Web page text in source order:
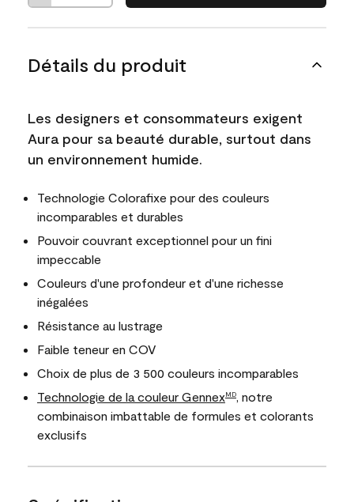
Détails du produit
Les designers et consommateurs exigent
Aura pour sa beauté durable, surtout dans
un environnement humide.
Technologie Colorafixe pour des couleurs
incomparables et durables
Pouvoir couvrant exceptionnel pour un fini
impeccable
Couleurs d'une profondeur et d'une richesse
inégalées
Résistance au lustrage
Faible teneur en COV
Choix de plus de 3 500 couleurs incomparables
Technologie de la couleur GennexMD, notre
combinaison imbattable de formules et colorants
exclusifs